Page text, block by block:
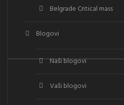
Belgrade Critical mass
Blogovi
Naši blogovi
Vaši blogovi